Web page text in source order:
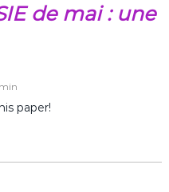
de mai : une
paper!